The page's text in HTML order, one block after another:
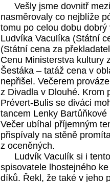
Vešly jsme dovnitř
nasměrovaly co nejblíže
tomu po celou dobu
Ludvíka Vaculíka (Státní
(Státní cena za
Cenu Ministerstva kultury
Šestáka – tatáž cena v
nepřišel. Večerem
z Divadla v Dlouhé. Krom
Prévert-Bulis se diváci
tancem Lenky
Večer ubíhal příjemným
přispívaly na stěně
z oceněných.
Ludvík Vaculík si i
spisovatele lhostejného
díků. Řekl, že také v jeho